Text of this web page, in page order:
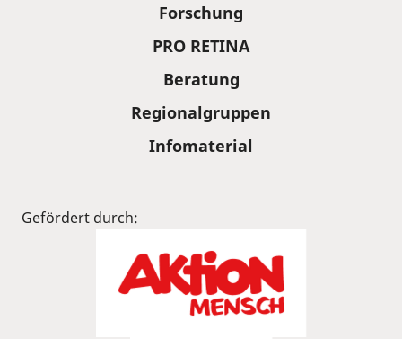
Forschung
PRO RETINA
Beratung
Regionalgruppen
Infomaterial
Gefördert durch: